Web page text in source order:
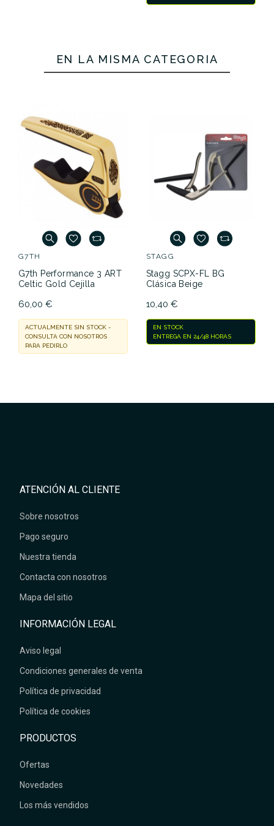
EN LA MISMA CATEGORÍA
G7TH
G7th Performance 3 ART
Celtic Gold Cejilla
60,00 €
ACTUALMENTE SIN STOCK -
CONSULTA CON NOSOTROS
PARA PEDIRLO
STAGG
Stagg SCPX-FL BG
Clásica Beige
10,40 €
EN STOCK
ENTREGA EN 24/48 HORAS
ATENCIÓN AL CLIENTE
Sobre nosotros
Pago seguro
Nuestra tienda
Contacta con nosotros
Mapa del sitio
INFORMACIÓN LEGAL
Aviso legal
Condiciones generales de venta
Política de privacidad
Política de cookies
PRODUCTOS
Ofertas
Novedades
Los más vendidos